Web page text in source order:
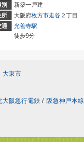
新築一戸建
所
大阪府枚方市走谷 ２丁目
通
光善寺駅
徒歩9分
大東市
大阪急行電鉄 / 阪急神戸本線